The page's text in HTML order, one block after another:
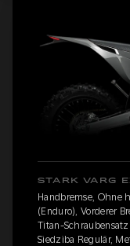
STARK VARG
Handbremse, Ohne
(Enduro), Vorderer
Titan-
Siedziba Regulär,